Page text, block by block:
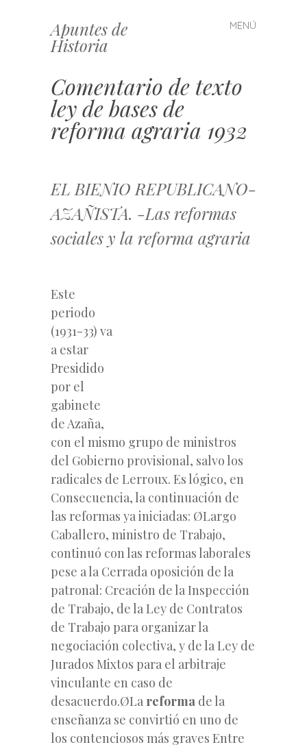
Apuntes de
Historia
MENÚ
Saltar
al
Comentario de texto
ley de bases de
reforma agraria 1932
EL BIENIO REPUBLICANO-
AZAÑISTA. -Las reformas
sociales y la reforma agraria
Este
periodo
(1931-33) va
a estar
Presidido
por el
gabinete
de Azaña,
con el mismo grupo de ministros
del Gobierno provisional, salvo los
radicales de Lerroux. Es lógico, en
Consecuencia, la continuación de
las reformas ya iniciadas: ØLargo
Caballero, ministro de Trabajo,
continuó con las reformas laborales
pese a la Cerrada oposición de la
patronal: Creación de la Inspección
de Trabajo, de la Ley de Contratos
de Trabajo para organizar la
negociación colectiva, y de la Ley de
Jurados Mixtos para el arbitraje
vinculante en caso de
desacuerdo.ØLa reforma de la
enseñanza se convirtió en uno de
los contenciosos más graves Entre